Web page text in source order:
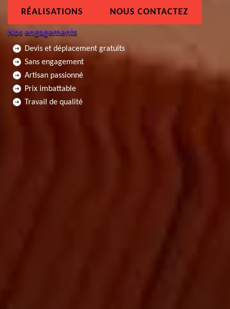
RÉALISATIONS NOUS CONTACTEZ
Nos engagements
Devis et déplacement gratuits
Sans engagement
Artisan passionné
Prix imbattable
Travail de qualité